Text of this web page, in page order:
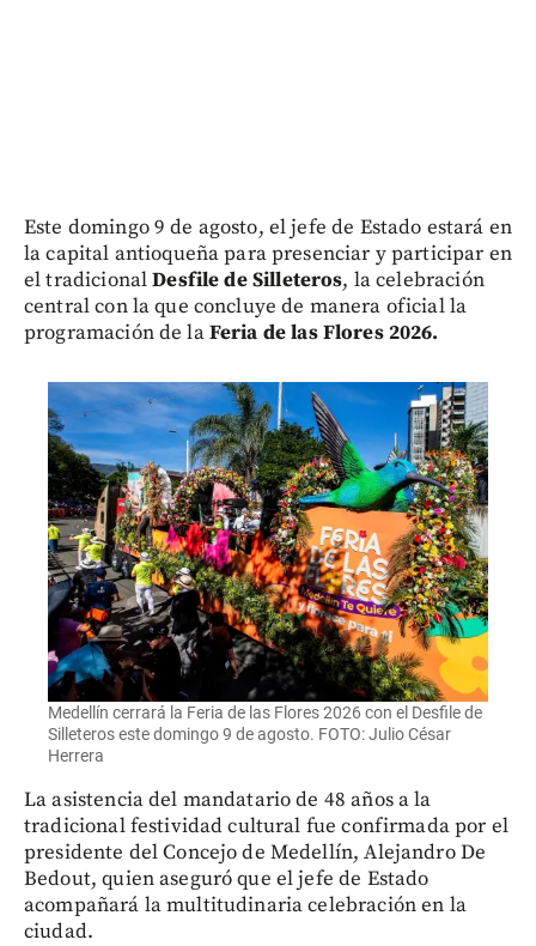
Este domingo 9 de agosto, el jefe de Estado estará en
la capital antioqueña para presenciar y participar en
el tradicionalDesfile de Silleteros, la celebración
central con la que concluye de manera oficial la
programación de laFeria de las Flores 2026.
Medellín cerrará la Feria de las Flores 2026 con el Desfile de
Silleteros este domingo 9 de agosto. FOTO: Julio César
Herrera
La asistencia del mandatario de 48 años a la
tradicional festividad cultural fue confirmada por el
presidente del Concejo de Medellín, Alejandro De
Bedout, quien aseguró que el jefe de Estado
acompañará la multitudinaria celebración en la
ciudad.